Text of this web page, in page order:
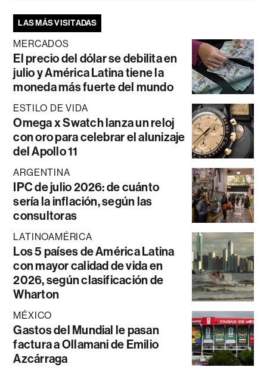
LAS MÁS VISITADAS
MERCADOS
El precio del dólar se debilita en
julio y América Latina tiene la
moneda más fuerte del mundo
ESTILO DE VIDA
Omega x Swatch lanza un reloj
con oro para celebrar el alunizaje
del Apollo 11
ARGENTINA
IPC de julio 2026: de cuánto
sería la inflación, según las
consultoras
LATINOAMÉRICA
Los 5 países de América Latina
con mayor calidad de vida en
2026, según clasificación de
Wharton
MÉXICO
Gastos del Mundial le pasan
factura a Ollamani de Emilio
Azcárraga